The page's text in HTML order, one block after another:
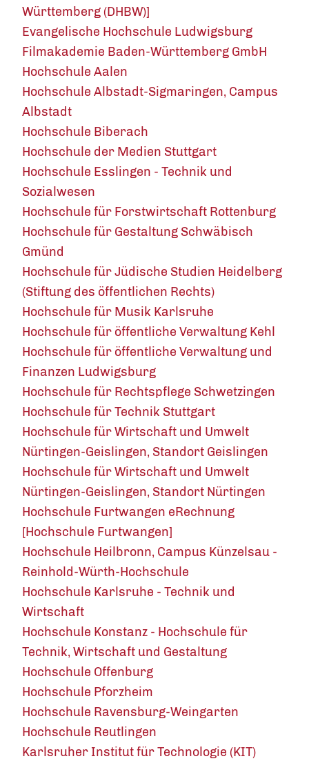
Württemberg (DHBW)]
Evangelische Hochschule Ludwigsburg
Filmakademie Baden-Württemberg GmbH
Hochschule Aalen
Hochschule Albstadt-Sigmaringen, Campus
Albstadt
Hochschule Biberach
Hochschule der Medien Stuttgart
Hochschule Esslingen - Technik und
Sozialwesen
Hochschule für Forstwirtschaft Rottenburg
Hochschule für Gestaltung Schwäbisch
Gmünd
Hochschule für Jüdische Studien Heidelberg
(Stiftung des öffentlichen Rechts)
Hochschule für Musik Karlsruhe
Hochschule für öffentliche Verwaltung Kehl
Hochschule für öffentliche Verwaltung und
Finanzen Ludwigsburg
Hochschule für Rechtspflege Schwetzingen
Hochschule für Technik Stuttgart
Hochschule für Wirtschaft und Umwelt
Nürtingen-Geislingen, Standort Geislingen
Hochschule für Wirtschaft und Umwelt
Nürtingen-Geislingen, Standort Nürtingen
Hochschule Furtwangen eRechnung
[Hochschule Furtwangen]
Hochschule Heilbronn, Campus Künzelsau -
Reinhold-Würth-Hochschule
Hochschule Karlsruhe - Technik und
Wirtschaft
Hochschule Konstanz - Hochschule für
Technik, Wirtschaft und Gestaltung
Hochschule Offenburg
Hochschule Pforzheim
Hochschule Ravensburg-Weingarten
Hochschule Reutlingen
Karlsruher Institut für Technologie (KIT)